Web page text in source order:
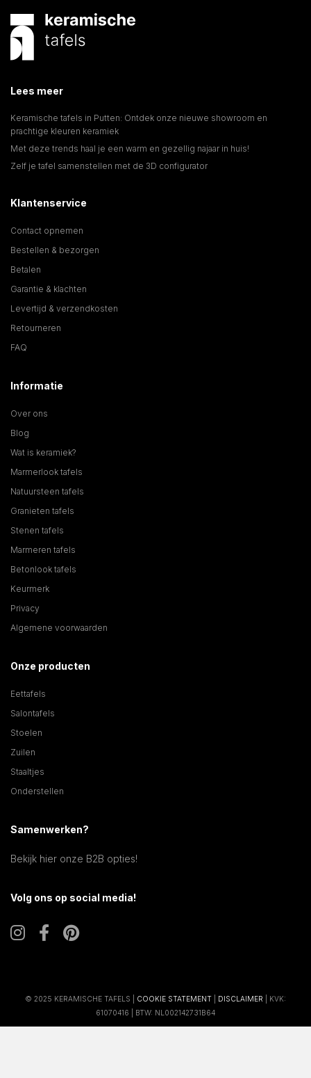
Lees meer
Keramische tafels in Putten: Ontdek onze nieuwe showroom en
prachtige kleuren keramiek
Met deze trends haal je een warm en gezellig najaar in huis!
Zelf je tafel samenstellen met de 3D configurator
Klantenservice
Contact opnemen
Bestellen & bezorgen
Betalen
Garantie & klachten
Levertijd & verzendkosten
Retourneren
FAQ
Informatie
Over ons
Blog
Wat is keramiek?
Marmerlook tafels
Natuursteen tafels
Granieten tafels
Stenen tafels
Marmeren tafels
Betonlook tafels
Keurmerk
Privacy
Algemene voorwaarden
Onze producten
Eettafels
Salontafels
Stoelen
Zuilen
Staaltjes
Onderstellen
Samenwerken?
Bekijk hier onze B2B opties!
Volg ons op social media!
© 2025 KERAMISCHE TAFELS | COOKIE STATEMENT DISCLAIMER | KVK:
61070416 | BTW: NL002142731B64